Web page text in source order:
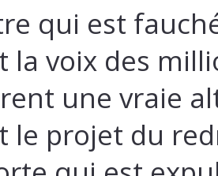
qui est
la voix des
une vraie
le projet du